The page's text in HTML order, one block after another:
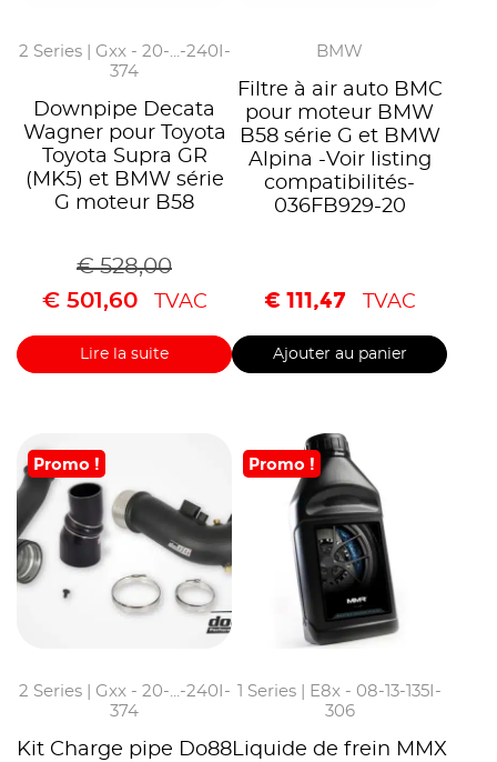
2 Series | Gxx - 20-...-240I-
374
Downpipe Decata
Wagner pour Toyota
Toyota Supra GR
(MK5) et BMW série
G moteur B58
€528,00
€501,60 TVAC
Lire la suite
BMW
Filtre à air auto BMC
pour moteur BMW
B58 série G et BMW
Alpina -Voir listing
compatibilités-
036FB929-20
€111,47 TVAC
Ajouter au panier
Promo !
2 Series | Gxx - 20-...-240I-
374
Kit Charge pipe Do88
Promo !
1 Series | E8x - 08-13-135I-
306
Liquide de frein MMX